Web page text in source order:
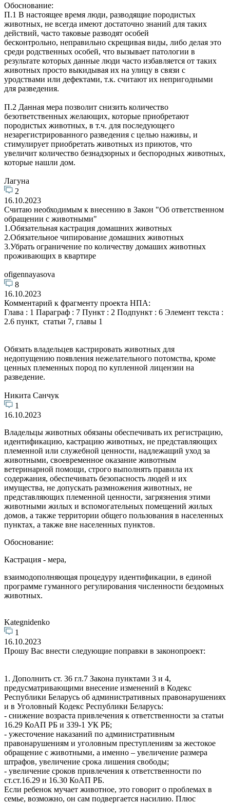
Обоснование:
П.1 В настоящее время люди, разводящие породистых
животных, не всегда имеют достаточно знаний для таких
действий, часто таковые разводят особей
бесконтрольно, неправильно скрещивая виды, либо делая это
среди родственных особей, что вызывает патологии в
результате которых данные люди часто избавляется от таких
животных просто выкидывая их на улицу в связи с
уродствами или дефектами, т.к. считают их непригодными
для разведения.
П.2 Данная мера позволит снизить количество
безответственных желающих, которые приобретают
породистых животных, в т.ч. для последующего
незарегистрированного разведения с целью наживы, и
стимулирует приобретать животных из приютов, что
увеличит количество безнадзорных и беспородных животных,
которые нашли дом.
Лагуна
2
16.10.2023
Считаю необходимым к внесению в Закон "Об ответственном
обращении с животными"
1.Обязательная кастрация домашних животных
2.Обязательное чипирование домашних животных
3.Убрать ограничение по количеству домаших животных
проживающих в квартире
ofigennayasova
8
16.10.2023
Комментарий к фрагменту проекта НПА:
Глава : 1 Параграф : 7 Пункт : 2 Подпункт : 6 Элемент текста :
2.6 пункт, статьи 7, главы 1
Обязать владельцев кастрировать животных для
недопущению появления нежелательного потомства, кроме
ценных племенных пород по купленной лицензии на
разведение.
Никита Санчук
1
16.10.2023
Владельцы животных обязаны обеспечивать их регистрацию,
идентификацию, кастрацию животных, не представляющих
племенной или служебной ценности, надлежащий уход за
животными, своевременное оказание животным
ветеринарной помощи, строго выполнять правила их
содержания, обеспечивать безопасность людей и их
имущества, не допускать размножения животных, не
представляющих племенной ценности, загрязнения этими
животными жилых и вспомогательных помещений жилых
домов, а также территории общего пользования в населенных
пунктах, а также вне населенных пунктов.
Обоснование:
Кастрация - мера,
взаимодополняющая процедуру идентификации, в единой
программе гуманного регулирования численности бездомных
животных.
Kategnidenko
1
16.10.2023
Прошу Вас внести следующие поправки в законопроект:
1. Дополнить ст. 36 гл.7 Закона пунктами 3 и 4,
предусматривающими внесение изменений в Кодекс
Республики Беларусь об административных правонарушениях
и в Уголовный Кодекс Республики Беларусь:
- снижение возраста привлечения к ответственности за статьи
16.29 КоАП РБ и 339-1 УК РБ;
- ужесточение наказаний по административным
правонарушениям и уголовным преступлениям за жестокое
обращение с животными, а именно – увеличение размера
штрафов, увеличение срока лишения свободы;
- увеличение сроков привлечения к ответственности по
ст.ст.16.29 и 16.30 КоАП РБ.
Если ребенок мучает животное, это говорит о проблемах в
семье, возможно, он сам подвергается насилию. Плюс